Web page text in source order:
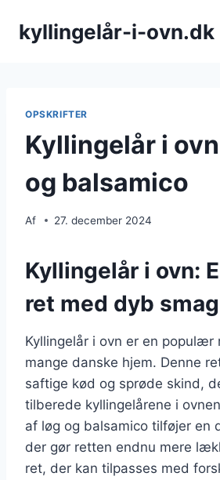
kyllingelår-i-ovn.dk
OPSKRIFTER
Kyllingelår i
og balsamico
Af 27. december 2024
Kyllingelår i ovn:
ret med dyb smag
Kyllingelår i ovn er en populær
mange danske hjem. Denne
saftige kød og sprøde skind,
tilberede kyllingelårene i
af løg og balsamico tilføjer en
der gør retten endnu mere
ret, der kan tilpasses med